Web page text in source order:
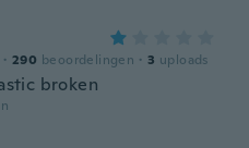
· 290 beoordelingen · 3 uploads
broken